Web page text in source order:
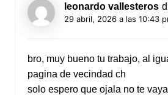
leonardo vallesteros
29 abril, 2026 a las 10:43
bro, muy bueno tu trabajo, al
pagina de vecindad ch
solo espero que ojala no te